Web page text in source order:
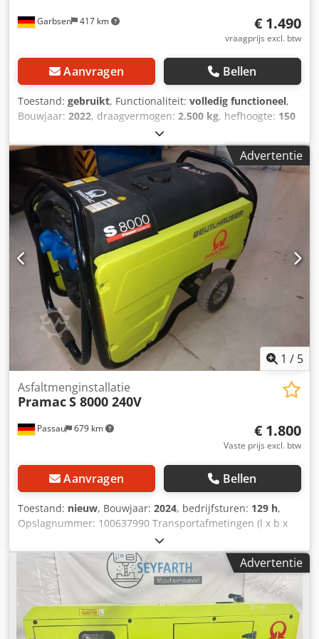
Garbsen 417 km € 1.490
vraagprijs excl. btw
Aanvragen Bellen
Toestand: gebruikt, Functionaliteit: volledig functioneel,
Bouwjaar: 2022, draagvermogen: 2.500 kg, hefhoogte: 150
, aandrijftype:
Handpalletwagen Masttype: Geen Dwjdpfxjymhako Aqgoa
Technische staat: Nieuw Voorbanden type: Bandages
Achterbanden type: Bandages Beschrijving: Nieuw
apparaat!
Advertentie
1 / 5
Passau 679 km
Asfaltmenginstallatie
PramacS 8000 240V
€ 1.800
Vaste prijs excl. btw
Aanvragen Bellen
Toestand: nieuw, Bouwjaar: 2024, bedrijfsturen: 129 h,
Opslagnummer: 100637990 Transportafmetingen (l x b x
h): 0 x 0 x 0 ---- goede staat Dwodpfjzkzyqex Aqgsa
Advertentie